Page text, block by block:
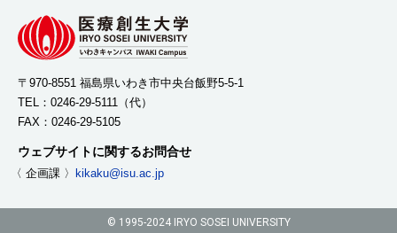
〒970-8551 福島県いわき市中央台飯野5-5-1
TEL： 0246-29-5111 （代）
FAX：0246-29-5105
ウェブサイトに関するお問合せ
〈 企画課 〉 kikaku@isu.ac.jp
© 1995-2024 IRYO SOSEI UNIVERSITY